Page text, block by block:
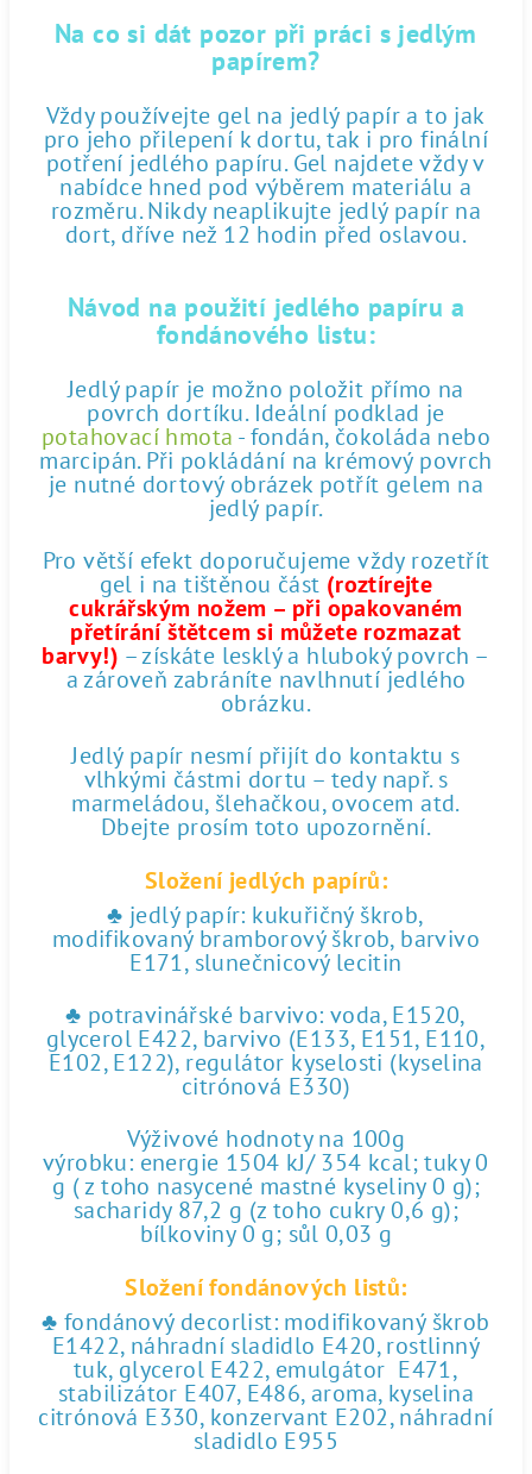
Na co si dát pozor při práci s jedlým
papírem?
Vždy používejte gel na jedlý papír a to jak
pro jeho přilepení k dortu, tak i pro finální
potření jedlého papíru. Gel najdete vždy v
nabídce hned pod výběrem materiálu a
rozměru. Nikdy neaplikujte jedlý papír na
dort, dříve než 12 hodin před oslavou.
Návod na použití jedlého papíru a
fondánového listu:
Jedlý papír je možno položit přímo na
povrch dortíku. Ideální podklad je
potahovací hmota - fondán, čokoláda nebo
marcipán. Při pokládání na krémový povrch
je nutné dortový obrázek potřít gelem na
jedlý papír.
Pro větší efekt doporučujeme vždy rozetřít
gel i na tištěnou část (roztírejte
cukrářským nožem – při opakovaném
přetírání štětcem si můžete rozmazat
barvy!) – získáte lesklý a hluboký povrch –
a zároveň zabráníte navlhnutí jedlého
obrázku.
Jedlý papír nesmí přijít do kontaktu s
vlhkými částmi dortu – tedy např. s
marmeládou, šlehačkou, ovocem atd.
Dbejte prosím toto upozornění.
Složení jedlých papírů:
♣ jedlý papír: kukuřičný škrob,
modifikovaný bramborový škrob, barvivo
E171, slunečnicový lecitin
♣ potravinářské barvivo: voda, E1520,
glycerol E422, barvivo (E133, E151, E110,
E102, E122), regulátor kyselosti (kyselina
citrónová E330)
Výživové hodnoty na 100g
výrobku: energie 1504 kJ/ 354 kcal; tuky 0
g ( z toho nasycené mastné kyseliny 0 g);
sacharidy 87,2 g (z toho cukry 0,6 g);
bílkoviny 0 g; sůl 0,03 g
Složení fondánových listů:
♣ fondánový decorlist: modifikovaný škrob
E1422, náhradní sladidlo E420, rostlinný
tuk, glycerol E422, emulgátor E471,
stabilizátor E407, E486, aroma, kyselina
citrónová E330, konzervant E202, náhradní
sladidlo E955